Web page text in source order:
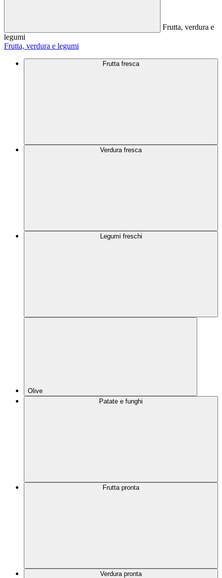
Frutta, verdura e
legumi
Frutta, verdura e legumi
Frutta fresca
Verdura fresca
Legumi freschi
Olive
Patate e funghi
Frutta pronta
Verdura pronta